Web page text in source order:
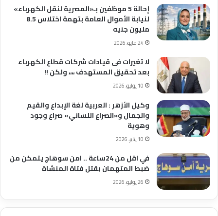
إحالة 5 موظفين بـ«المصرية لنقل الكهرباء»
لنيابة الأموال العامة بتهمة اختلاس 8.5
مليون جنيه
24 مايو، 2026
لا تغيرات فى قيادات شركات قطاع الكهرباء
بعد تحقيق المستهدف ،،،، ولكن !!
10 يوليو، 2026
وكيل الأزهر : العربية لغة الإبداع والقيم
والجمال و«الصراع اللساني» صراع وجود
وهوية
10 يناير، 2026
في اقل من 24ساعة .. امن سوهاج يتمكن من
ضبط المتهمان بقتل فتاة المنشاة
26 يوليو، 2026